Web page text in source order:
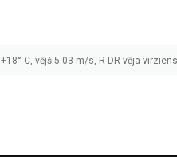
+18° C, vējš 5.03 m/s, R-DR vēja virziens